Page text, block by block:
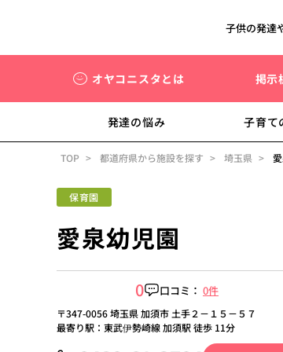
子供の発達
オヤコニスタとは 掲示
発達の悩み 子育て
TOP 都道府県から施設を探す 埼玉県
保育園
愛泉幼児園
0 口コミ： 0件
〒347-0056 埼玉県 加須市 土手２－１５－５７
最寄り駅：東武伊勢崎線 加須駅 徒歩 11分